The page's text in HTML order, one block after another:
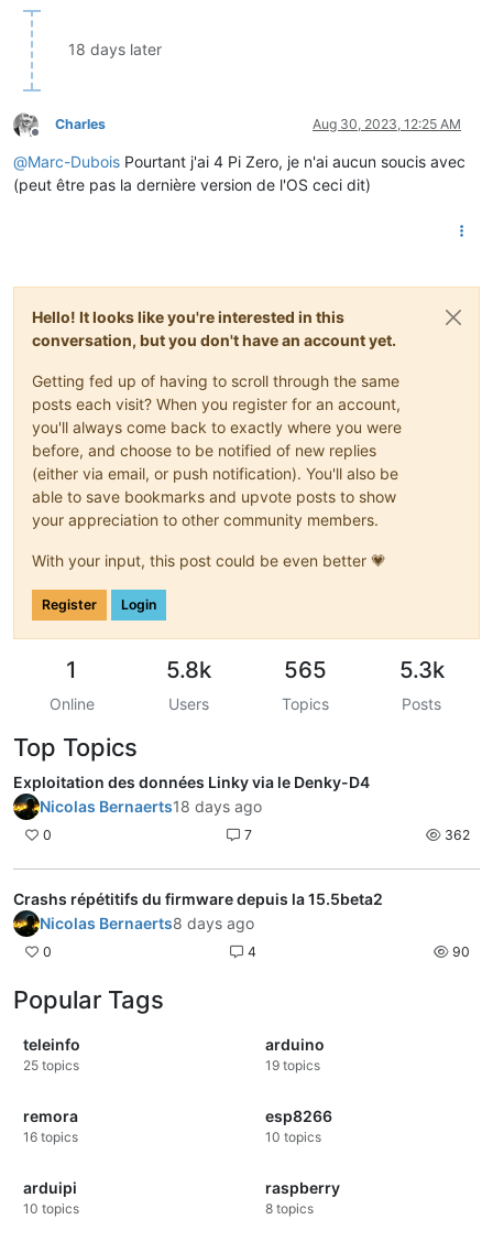
18 days later
Offline
Charles Aug 30, 2023, 12:25 AM
@Marc-Dubois Pourtant j'ai 4 Pi Zero, je n'ai aucun soucis avec
(peut être pas la dernière version de l'OS ceci dit)
Hello! It looks like you're interested in this
conversation, but you don't have an account yet.
Getting fed up of having to scroll through the same
posts each visit? When you register for an account,
you'll always come back to exactly where you were
before, and choose to be notified of new replies
(either via email, or push notification). You'll also be
able to save bookmarks and upvote posts to show
your appreciation to other community members.
With your input, this post could be even better 💗
Register Login
1
Online
5.8k
Users
565
Topics
5.3k
Posts
Top Topics
Exploitation des données Linky via le Denky-D4
Nicolas Bernaerts18 days ago
0 7 362
Crashs répétitifs du firmware depuis la 15.5beta2
Nicolas Bernaerts8 days ago
0 4 90
Popular Tags
teleinfo
25 topics
arduino
19 topics
remora
16 topics
esp8266
10 topics
arduipi
10 topics
raspberry
8 topics